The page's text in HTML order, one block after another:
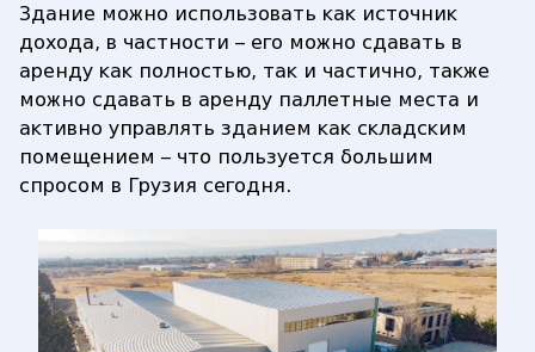
Здание можно использовать как источник
дохода, в частности – его можно сдавать в
аренду как полностью, так и частично, также
можно сдавать в аренду паллетные места и
активно управлять зданием как складским
помещением – что пользуется большим
спросом в Грузия сегодня.